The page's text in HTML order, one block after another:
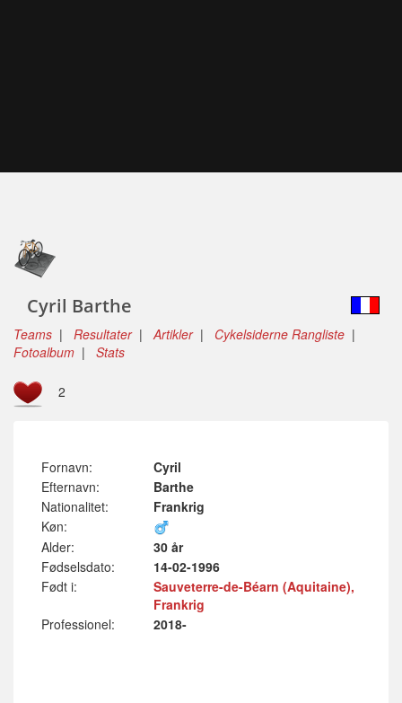
Cyril Barthe
Teams | Resultater|Artikler| Cykelsiderne Rangliste |
Fotoalbum | Stats
2
Fornavn:
Cyril
Efternavn:
Barthe
Nationalitet:
Frankrig
Køn:
Alder:
30 år
Fødselsdato:
14-02-1996
Født i:
Sauveterre-de-Béarn (Aquitaine),
Frankrig
Professionel:
2018-